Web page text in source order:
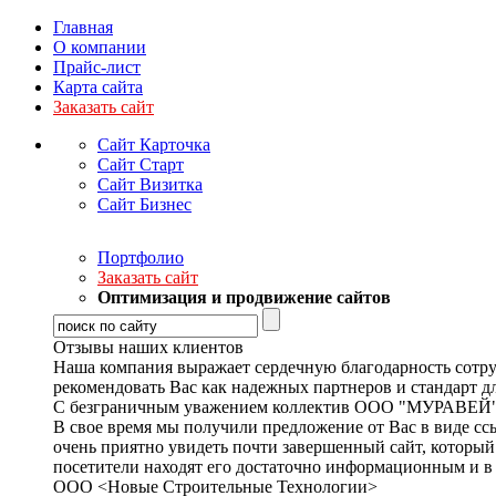
Главная
О компании
Прайс-лист
Карта сайта
Заказать сайт
Сайт Карточка
Сайт Старт
Сайт Визитка
Сайт Бизнес
Портфолио
Заказать сайт
Оптимизация и продвижение сайтов
Отзывы наших клиентов
Наша компания выражает сердечную благодарность
рекомендовать Вас как надежных партнеров и
С безграничным уважением коллектив ООО
В свое время мы получили предложение от Вас в виде
очень приятно увидеть почти завершенный сайт,
посетители находят его достаточно
ООО <Новые Строительные Технологии>